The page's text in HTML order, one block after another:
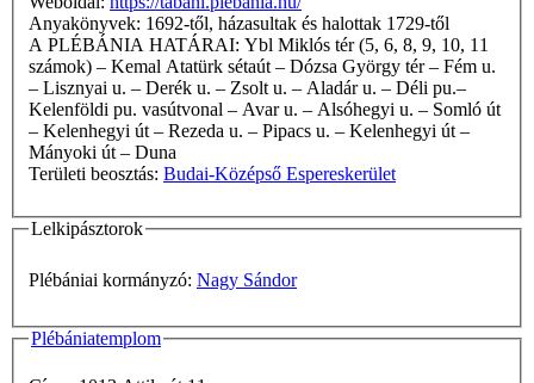
Anyakönyvek: 1692-től, házasultak és halottak 1729-től
A PLÉBÁNIA HATÁRAI: Ybl Miklós tér (5, 6, 8, 9, 10, 11
számok) – Kemal Atatürk sétaút – Dózsa György tér – Fém u.
– Lisznyai u. – Derék u. – Zsolt u. – Aladár u. – Déli pu.–
Kelenföldi pu. vasútvonal – Avar u. – Alsóhegyi u. – Somló út
– Kelenhegyi út – Rezeda u. – Pipacs u. – Kelenhegyi út –
Mányoki út – Duna
Területi beosztás: Budai-Középső Espereskerület
Lelkipásztorok
Plébániai kormányzó: Nagy Sándor
Plébániatemplom